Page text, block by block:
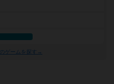
ゲームを探す→